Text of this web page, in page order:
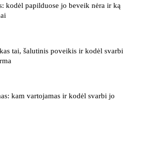
kodėl papilduose jo beveik nėra ir ką
tai, šalutinis poveikis ir kodėl svarbi
kam vartojamas ir kodėl svarbi jo